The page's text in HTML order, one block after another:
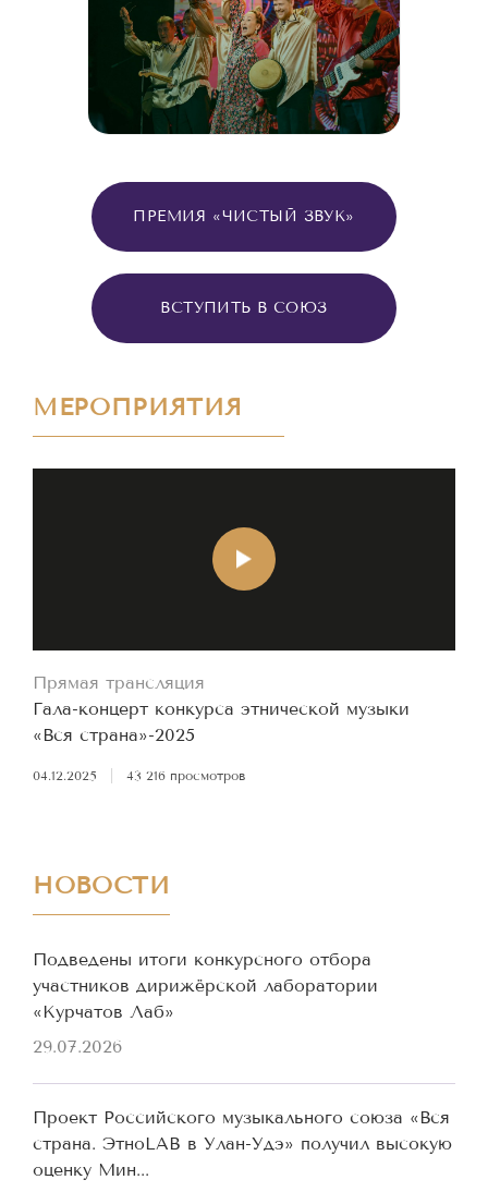
ПРЕМИЯ «ЧИСТЫЙ ЗВУК»
ВСТУПИТЬ В СОЮЗ
МЕРОПРИЯТИЯ
Прямая трансляция
Гала-концерт конкурса этнической музыки
«Вся страна»-2025
04.12.2025 43 216 просмотров
НОВОСТИ
Подведены итоги конкурсного отбора
участников дирижёрской лаборатории
«Курчатов Лаб»
29.07.2026
Проект Российского музыкального союза «Вся
страна. ЭтноLAB в Улан-Удэ» получил высокую
оценку Мин...